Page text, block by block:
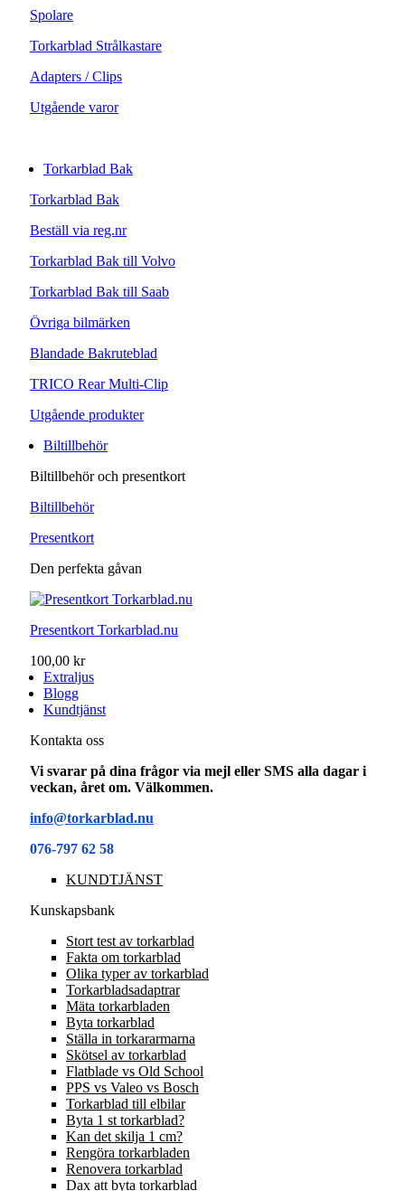
Spolare
Torkarblad Strålkastare
Adapters / Clips
Utgående varor
Torkarblad Bak
Torkarblad Bak
Beställ via reg.nr
Torkarblad Bak till Volvo
Torkarblad Bak till Saab
Övriga bilmärken
Blandade Bakruteblad
TRICO Rear Multi-Clip
Utgående produkter
Biltillbehör
Biltillbehör och presentkort
Biltillbehör
Presentkort
Den perfekta gåvan
Presentkort Torkarblad.nu
100,00 kr
Extraljus
Blogg
Kundtjänst
Kontakta oss
Vi svarar på dina frågor via mejl eller SMS alla dagar i
veckan, året om. Välkommen.
info@torkarblad.nu
076-797 62 58
KUNDTJÄNST
Kunskapsbank
Stort test av torkarblad
Fakta om torkarblad
Olika typer av torkarblad
Torkarbladsadaptrar
Mäta torkarbladen
Byta torkarblad
Ställa in torkararmarna
Skötsel av torkarblad
Flatblade vs Old School
PPS vs Valeo vs Bosch
Torkarblad till elbilar
Byta 1 st torkarblad?
Kan det skilja 1 cm?
Rengöra torkarbladen
Renovera torkarblad
Dax att byta torkarblad